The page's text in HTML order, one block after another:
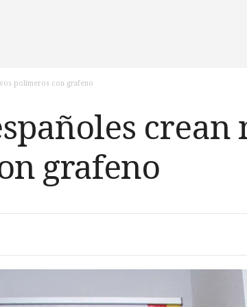
polímeros con grafeno
crean
grafeno